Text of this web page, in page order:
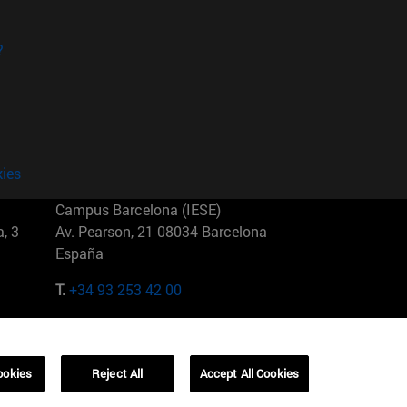
3
Campus Barcelona (IESE)
Av. Pearson, 21 08034 Barcelona
España
T.+34 93 253 42 00
01321001 Bela Vista Brasil
Reject All Accept All Cookies